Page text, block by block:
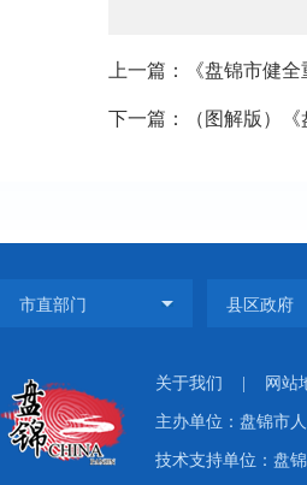
上一篇：《盘锦市健
下一篇：（图解版）
关于我们 网站
主办单位：盘锦
技术支持单位：盘